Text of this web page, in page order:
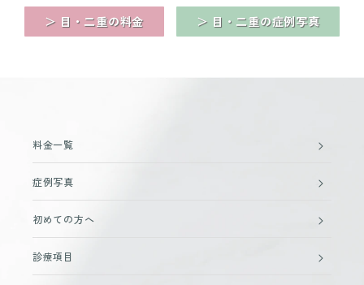
＞ 目・二重の料金 ＞ 目・二重の症例写真
料金一覧
症例写真
初めての方へ
診療項目